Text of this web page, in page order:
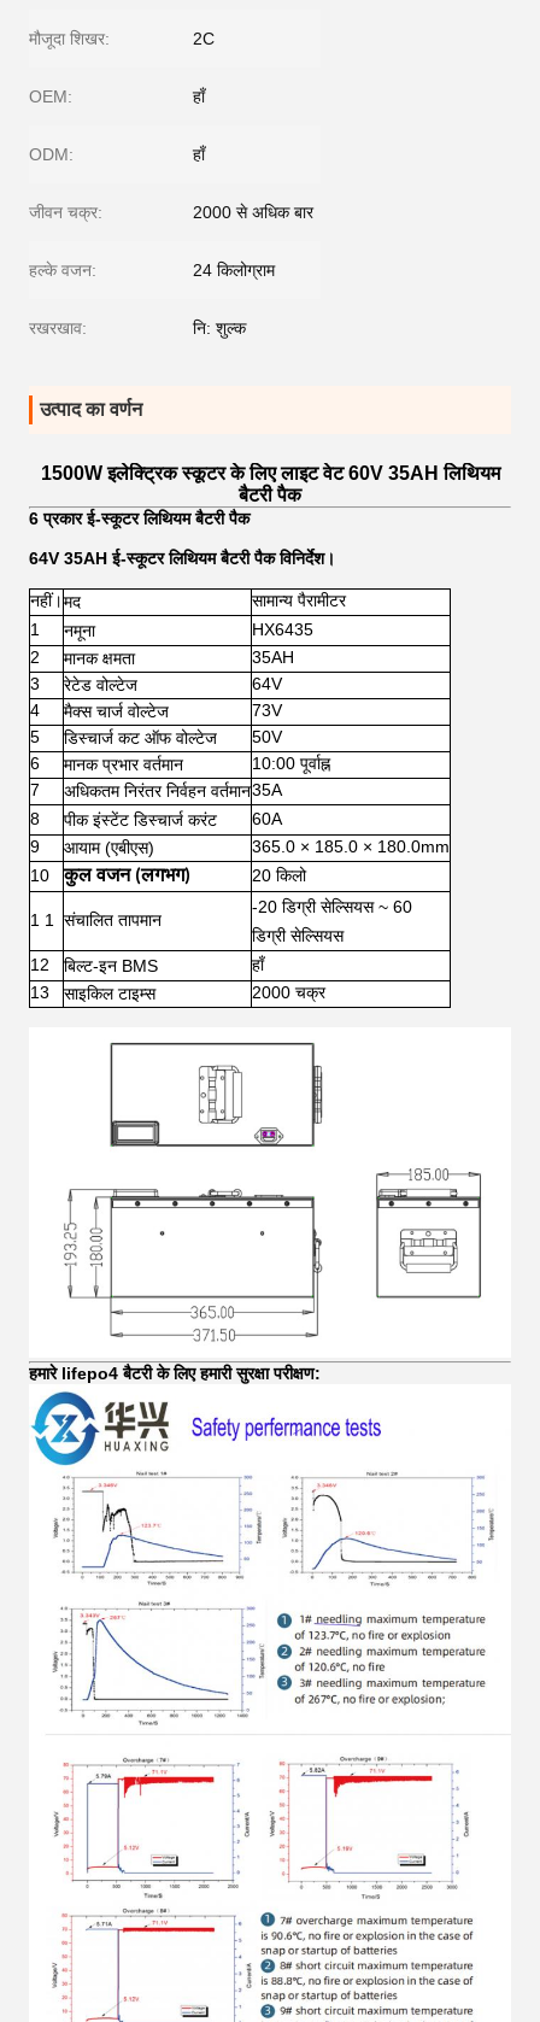
मौजूदा शिखर: 2C
OEM: हाँ
ODM: हाँ
जीवन चक्र: 2000 से अधिक बार
हल्के वजन: 24 किलोग्राम
रखरखाव: नि: शुल्क
उत्पाद का वर्णन
1500W इलेक्ट्रिक स्कूटर के लिए लाइट वेट 60V 35AH लिथियम
बैटरी पैक
6 प्रकार ई-स्कूटर लिथियम बैटरी पैक
64V 35AH ई-स्कूटर लिथियम बैटरी पैक विनिर्देश।
नहीं।मद
सामान्य पैरामीटर
1
नमूना
HX6435
2
मानक क्षमता
35AH
3
रेटेड वोल्टेज
64V
4
मैक्स चार्ज वोल्टेज
73V
5
डिस्चार्ज कट ऑफ वोल्टेज
50V
6
मानक प्रभार वर्तमान
10:00 पूर्वाह्न
7
अधिकतम निरंतर निर्वहन वर्तमान35A
8
पीक इंस्टेंट डिस्चार्ज करंट
60A
9
आयाम (एबीएस)
365.0 × 185.0 × 180.0mm
10
कुल वजन (लगभग) 20 किलो
1 1 संचालित तापमान
-20 डिग्री सेल्सियस ~ 60
डिग्री सेल्सियस
12
बिल्ट-इन BMS
हाँ
13
साइकिल टाइम्स 2000 चक्र
हमारे lifepo4 बैटरी के लिए हमारी सुरक्षा परीक्षण: